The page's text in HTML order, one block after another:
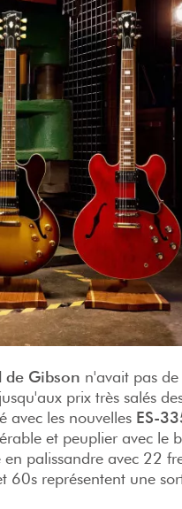
de Gibson n'avait pas
prix très salés
avec les nouvelles ES-
et peuplier avec le
palissandre avec 22
60s représentent une